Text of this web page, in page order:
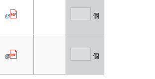
個
個